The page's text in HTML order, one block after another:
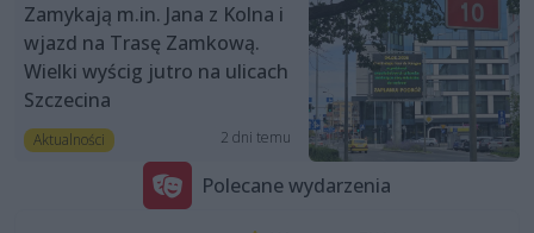
Zamykają m.in. Jana z Kolna i
wjazd na Trasę Zamkową.
Wielki wyścig jutro na ulicach
Szczecina
Aktualności 2 dni temu
Polecane wydarzenia